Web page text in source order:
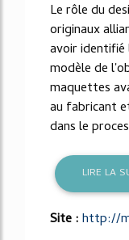
Le rôle du
originaux
avoir identifié
modèle de
maquettes
au fabricant
dans le
LIRE LA
Site :http://